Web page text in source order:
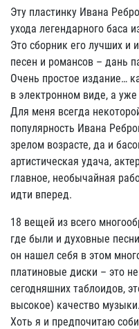
Эту пластинку Ивана
ухода легендарного баса
Это сборник его лучших и
песен и романсов – дань
Очень простое издание…
в электронном виде, а
Для меня всегда
популярность Ивана
зрелом возрасте, да и
артистическая удача,
главное, необычайная
идти вперед.
18 вещей из всего
где были и духовные
он нашел себя в этом
платиновые диски – это
сегодняшних таблоидов,
высокое) качество музыки.
Хоть я и предпочитаю